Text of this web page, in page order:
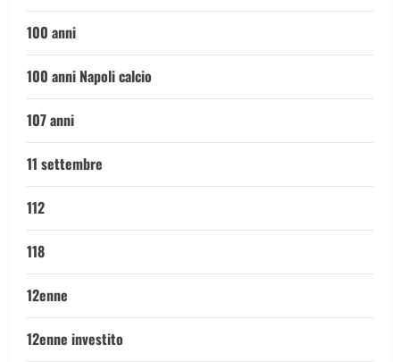
100 anni
100 anni Napoli calcio
107 anni
11 settembre
112
118
12enne
12enne investito